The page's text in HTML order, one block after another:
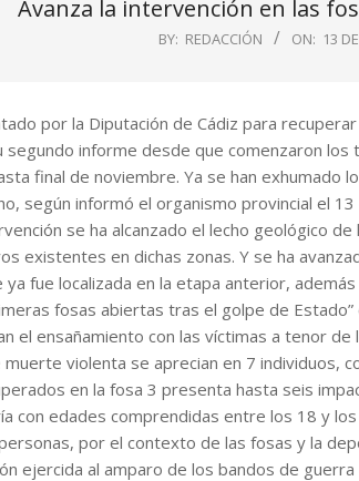
Avanza la intervención en las
BY: REDACCIÓN ON: 13
por la Diputación de Cádiz para
segundo informe desde que comenzaron
final de noviembre. Ya se han exhumado
según informó el organismo provincial el
se ha alcanzado el lecho geológico
existentes en dichas zonas. Y se ha
ya fue localizada en la etapa anterior,
fosas abiertas tras el golpe de
el ensañamiento con las víctimas a tenor de
violenta se aprecian en 7 individuos,
en la fosa 3 presenta hasta seis
con edades comprendidas entre los 18 y
por el contexto de las fosas y la
ejercida al amparo de los bandos de